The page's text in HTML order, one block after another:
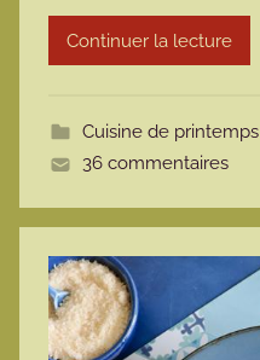
r
m
t
e
Continuer la lecture
Cuisine de printemps
36 commentaires